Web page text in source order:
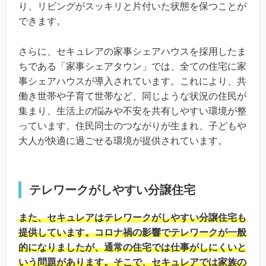
り、リビングがスッキリと片付いた状態を保つことが
できます。
さらに、セキュレアの家事シェアハウスを採用したま
ちである「家事シェアタウン」では、全ての住宅に家
事シェアハウスが導入されています。これにより、共
働き世帯や子育て世帯など、同じような状況の住民が
集まり、生活上の悩みや不安を共有しやすい環境が整
っています。住民同士のつながりが生まれ、子どもや
大人が快適に過ごせる環境が提供されています。
テレワークがしやすい分譲住宅
また、セキュレアはテレワークがしやすい分譲住宅も
提供しています。コロナ禍の影響でテレワークが一般
的になりましたが、通常の住宅では仕事がしにくいと
いう問題があります。そこで、セキュレアでは家族の